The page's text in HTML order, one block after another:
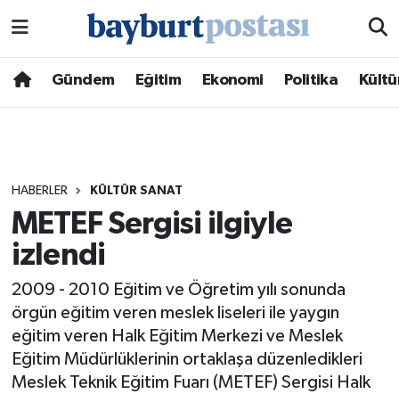
Gündem Eğitim Ekonomi Politika
HABERLER KÜLTÜR SANAT
METEF Sergisi ilgiyle
izlendi
2009 - 2010 Eğitim ve Öğretim yılı sonunda
örgün eğitim veren meslek liseleri ile yaygın
eğitim veren Halk Eğitim Merkezi ve Meslek
Eğitim Müdürlüklerinin ortaklaşa düzenledikleri
Meslek Teknik Eğitim Fuarı (METEF) Sergisi Halk
Hava Durumu
Süper Lig Puan Durumu ve Fikstür
Tüm Manşetler
Son Dakika Haberleri
Haber Arşivi